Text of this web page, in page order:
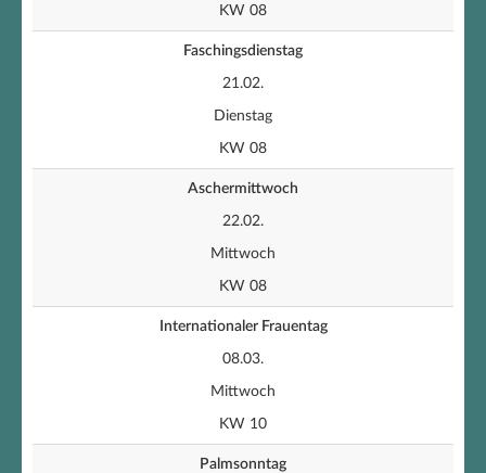
KW 08
Faschingsdienstag
21.02.
Dienstag
KW 08
Aschermittwoch
22.02.
Mittwoch
KW 08
Internationaler Frauentag
08.03.
Mittwoch
KW 10
Palmsonntag